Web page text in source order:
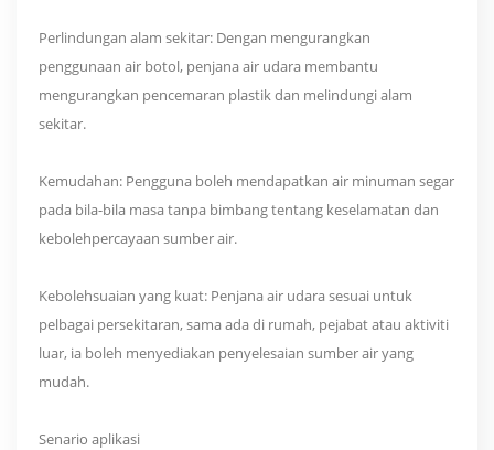
Perlindungan alam sekitar: Dengan mengurangkan
penggunaan air botol, penjana air udara membantu
mengurangkan pencemaran plastik dan melindungi alam
sekitar.
Kemudahan: Pengguna boleh mendapatkan air minuman segar
pada bila-bila masa tanpa bimbang tentang keselamatan dan
kebolehpercayaan sumber air.
Kebolehsuaian yang kuat: Penjana air udara sesuai untuk
pelbagai persekitaran, sama ada di rumah, pejabat atau aktiviti
luar, ia boleh menyediakan penyelesaian sumber air yang
mudah.
Senario aplikasi